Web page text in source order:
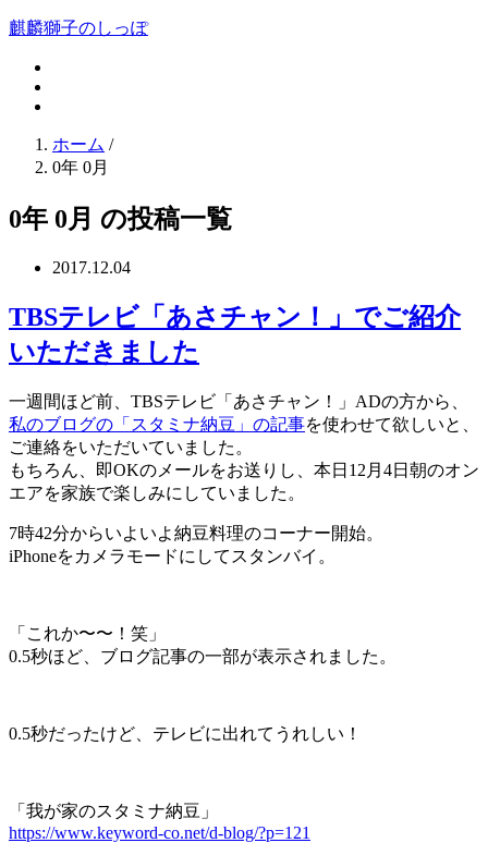
麒麟獅子のしっぽ
ホーム /
0年 0月
0年 0月 の投稿一覧
2017.12.04
TBSテレビ「あさチャン！」でご紹介
いただきました
一週間ほど前、TBSテレビ「あさチャン！」ADの方から、
私のブログの「スタミナ納豆」の記事を使わせて欲しいと、
ご連絡をいただいていました。
もちろん、即OKのメールをお送りし、本日12月4日朝のオン
エアを家族で楽しみにしていました。
7時42分からいよいよ納豆料理のコーナー開始。
iPhoneをカメラモードにしてスタンバイ。
「これか〜〜！笑」
0.5秒ほど、ブログ記事の一部が表示されました。
0.5秒だったけど、テレビに出れてうれしい！
「我が家のスタミナ納豆」
https://www.keyword-co.net/d-blog/?p=121